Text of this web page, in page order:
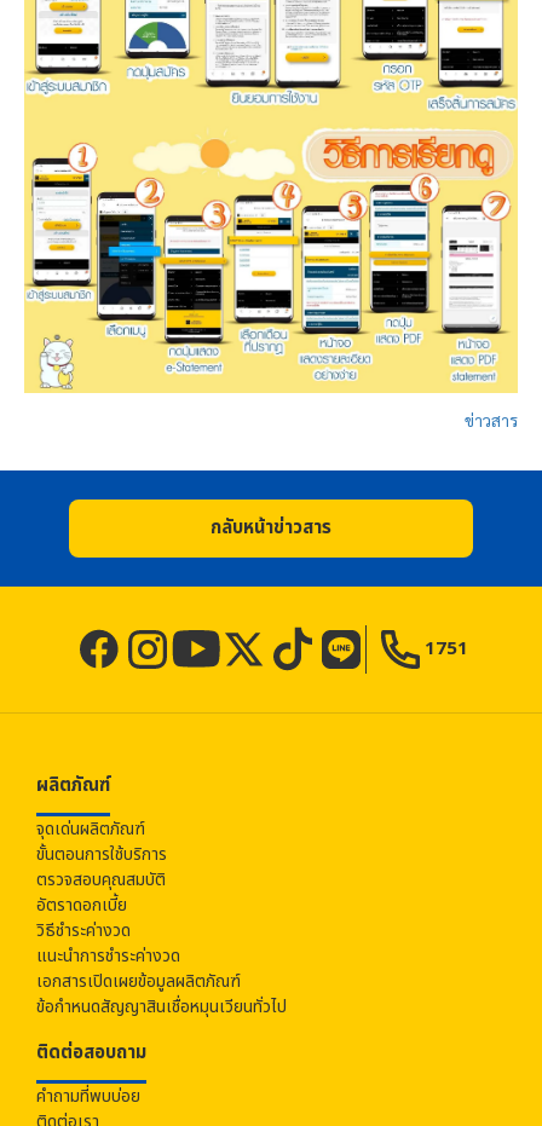
ข่าวสาร
กลับหน้าข่าวสาร
1751
ผลิตภัณฑ์
จุดเด่นผลิตภัณฑ์
ขั้นตอนการใช้บริการ
ตรวจสอบคุณสมบัติ
อัตราดอกเบี้ย
วิธีชำระค่างวด
แนะนำการชำระค่างวด
เอกสารเปิดเผยข้อมูลผลิตภัณฑ์
ข้อกำหนดสัญญาสินเชื่อหมุนเวียนทั่วไป
ติดต่อสอบถาม
คำถามที่พบบ่อย